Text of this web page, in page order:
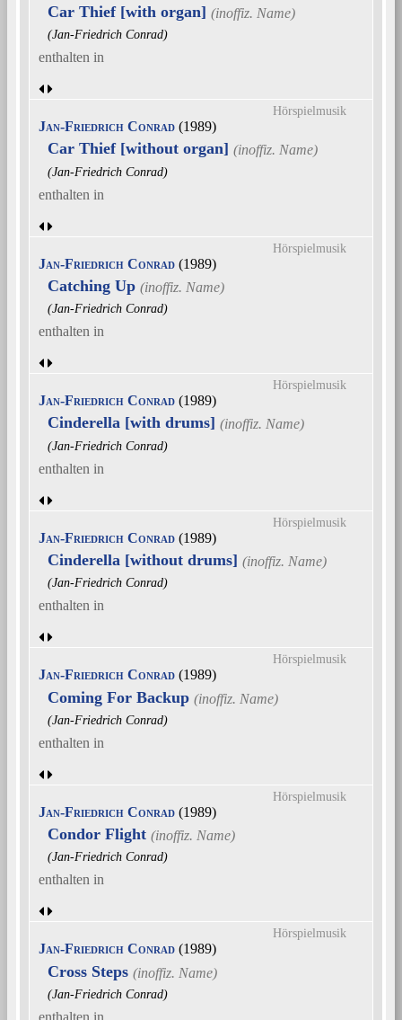
Car Thief [with organ]
(Jan-Friedrich Conrad)
enthalten in
Hörspielmusik
Jan-Friedrich Conrad (1989)
Car Thief [without organ]
(Jan-Friedrich Conrad)
enthalten in
Hörspielmusik
Jan-Friedrich Conrad (1989)
Catching Up
(Jan-Friedrich Conrad)
enthalten in
Hörspielmusik
Jan-Friedrich Conrad (1989)
Cinderella [with drums]
(Jan-Friedrich Conrad)
enthalten in
Hörspielmusik
Jan-Friedrich Conrad (1989)
Cinderella [without drums]
(Jan-Friedrich Conrad)
enthalten in
Hörspielmusik
Jan-Friedrich Conrad (1989)
Coming For Backup
(Jan-Friedrich Conrad)
enthalten in
Hörspielmusik
Jan-Friedrich Conrad (1989)
Condor Flight
(Jan-Friedrich Conrad)
enthalten in
Hörspielmusik
Jan-Friedrich Conrad (1989)
Cross Steps
(Jan-Friedrich Conrad)
enthalten in